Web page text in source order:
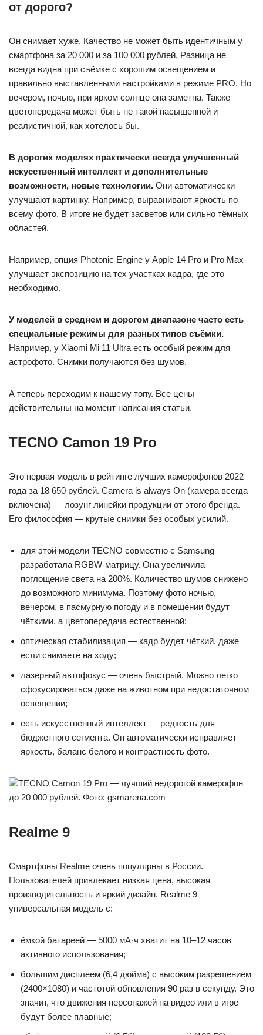
от дорого?
Он снимает хуже. Качество не может быть идентичным у
смартфона за 20 000 и за 100 000 рублей. Разница не
всегда видна при съёмке с хорошим освещением и
правильно выставленными настройками в режиме PRO. Но
вечером, ночью, при ярком солнце она заметна. Также
цветопередача может быть не такой насыщенной и
реалистичной, как хотелось бы.
В дорогих моделях практически всегда улучшенный
искусственный интеллект и дополнительные
возможности, новые технологии. Они автоматически
улучшают картинку. Например, выравнивают яркость по
всему фото. В итоге не будет засветов или сильно тёмных
областей.
Например, опция Photonic Engine у Apple 14 Pro и Pro Max
улучшает экспозицию на тех участках кадра, где это
необходимо.
У моделей в среднем и дорогом диапазоне часто есть
специальные режимы для разных типов съёмки.
Например, у Xiaomi Mi 11 Ultra есть особый режим для
астрофото. Снимки получаются без шумов.
А теперь переходим к нашему топу. Все цены
действительны на момент написания статьи.
TECNO Camon 19 Pro
Это первая модель в рейтинге лучших камерофонов 2022
года за 18 650 рублей. Camera is always On (камера всегда
включена) — лозунг линейки продукции от этого бренда.
Его философия — крутые снимки без особых усилий.
для этой модели TECNO совместно с Samsung
разработала RGBW-матрицу. Она увеличила
поглощение света на 200%. Количество шумов снижено
до возможного минимума. Поэтому фото ночью,
вечером, в пасмурную погоду и в помещении будут
чёткими, а цветопередача естественной;
оптическая стабилизация — кадр будет чёткий, даже
если снимаете на ходу;
лазерный автофокус — очень быстрый. Можно легко
сфокусироваться даже на животном при недостаточном
освещении;
есть искусственный интеллект — редкость для
бюджетного сегмента. Он автоматически исправляет
яркость, баланс белого и контрастность фото.
TECNO Camon 19 Pro — лучший недорогой камерофон
до 20 000 рублей. Фото: gsmarena.com
Realme 9
Смартфоны Realme очень популярны в России.
Пользователей привлекает низкая цена, высокая
производительность и яркий дизайн. Realme 9 —
универсальная модель с:
ёмкой батареей — 5000 мА·ч хватит на 10–12 часов
активного использования;
большим дисплеем (6,4 дюйма) с высоким разрешением
(2400×1080) и частотой обновления 90 раз в секунду. Это
значит, что движения персонажей на видео или в игре
будут более плавные;